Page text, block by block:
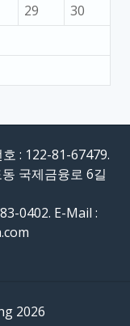
29
30
: 122-81-67479.
국제금융로 6길
0402. E-Mail :
2026